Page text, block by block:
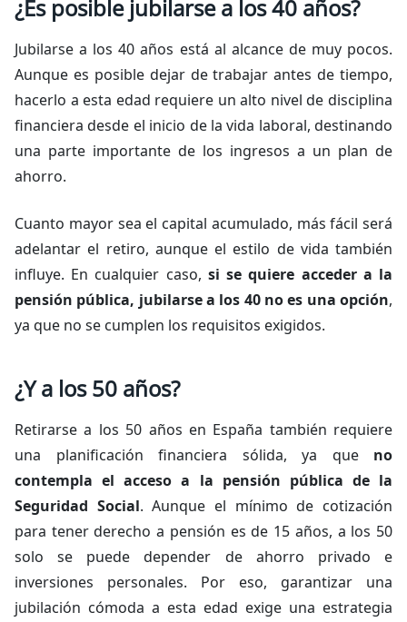
¿Es posible jubilarse a los 40 años?
Jubilarse a los 40 años está al alcance de muy pocos.
Aunque es posible dejar de trabajar antes de tiempo,
hacerlo a esta edad requiere un alto nivel de disciplina
financiera desde el inicio de la vida laboral, destinando
una parte importante de los ingresos a un plan de
ahorro.
Cuanto mayor sea el capital acumulado, más fácil será
adelantar el retiro, aunque el estilo de vida también
influye. En cualquier caso, si se quiere acceder a la
pensión pública, jubilarse a los 40 no es una opción,
ya que no se cumplen los requisitos exigidos.
¿Y a los 50 años?
Retirarse a los 50 años en España también requiere
una planificación financiera sólida, ya que no
contempla el acceso a la pensión pública de la
Seguridad Social. Aunque el mínimo de cotización
para tener derecho a pensión es de 15 años, a los 50
solo se puede depender de ahorro privado e
inversiones personales. Por eso, garantizar una
jubilación cómoda a esta edad exige una estrategia